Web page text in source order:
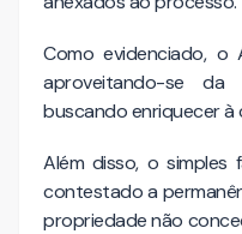
Como evidenciado,
aproveitando-se
buscando enriquecer à
Além disso, o
contestado a
propriedade não